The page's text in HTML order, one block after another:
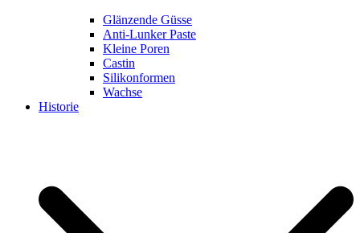
Glänzende Güsse
Anti-Lunker Paste
Kleine Poren
Castin
Silikonformen
Wachse
Historie